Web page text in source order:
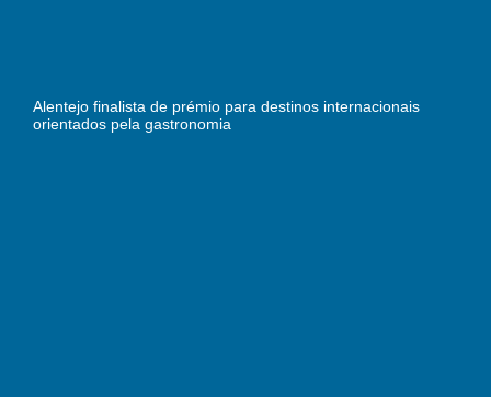
Alentejo finalista de prémio para destinos internacionais
orientados pela gastronomia